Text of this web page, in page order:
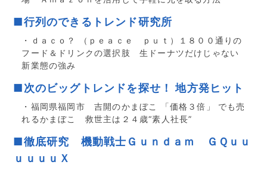
■行列のできるトレンド研究所
・ｄａｃｏ？ （ｐｅａｃｅ ｐｕｔ）１８００通りの
フード＆ドリンクの選択肢 生ドーナツだけじゃない
新業態の強み
■次のビッグトレンドを探せ！ 地方発ヒット
・福岡県福岡市 吉開のかまぼこ 「価格３倍」 でも売
れるかまぼこ 救世主は２４歳“素人社長”
■徹底研究 機動戦士Ｇｕｎｄａｍ ＧＱｕｕ
ｕｕｕｕＸ